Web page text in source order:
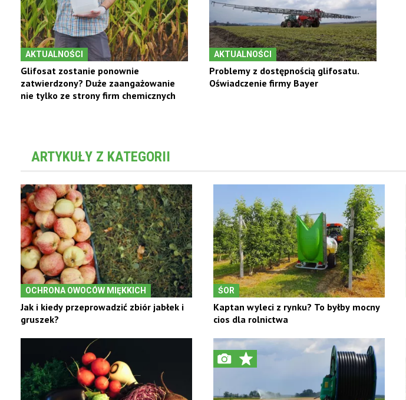
AKTUALNOŚCI
Glifosat zostanie ponownie
zatwierdzony? Duże zaangażowanie
nie tylko ze strony firm chemicznych
AKTUALNOŚCI
Problemy z dostępnością glifosatu.
Oświadczenie firmy Bayer
ARTYKUŁY Z KATEGORII
OCHRONA OWOCÓW MIĘKKICH
Jak i kiedy przeprowadzić zbiór jabłek i
gruszek?
ŚOR
Kaptan wyleci z rynku? To byłby mocny
cios dla rolnictwa